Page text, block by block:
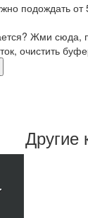
подождать
Жми сюда,
очистить
Другие